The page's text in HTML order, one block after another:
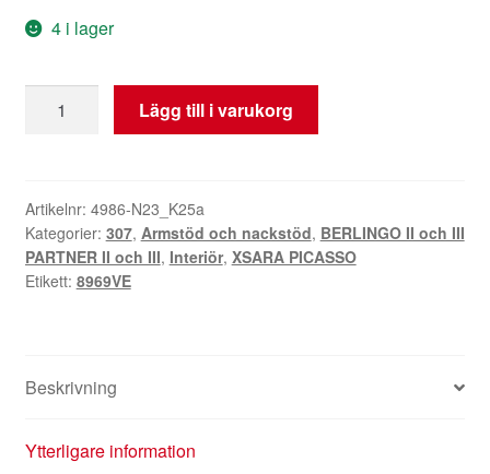
4 i lager
Armlägesmekanism
Passagerarsida
8969VE
mängd
Lägg till i varukorg
Artikelnr: 4986-N23_K25a
Kategorier: 307, Armstöd och nackstöd, BERLINGO II och III
PARTNER II och III, Interiör, XSARA PICASSO
Etikett: 8969VE
Beskrivning
Ytterligare information